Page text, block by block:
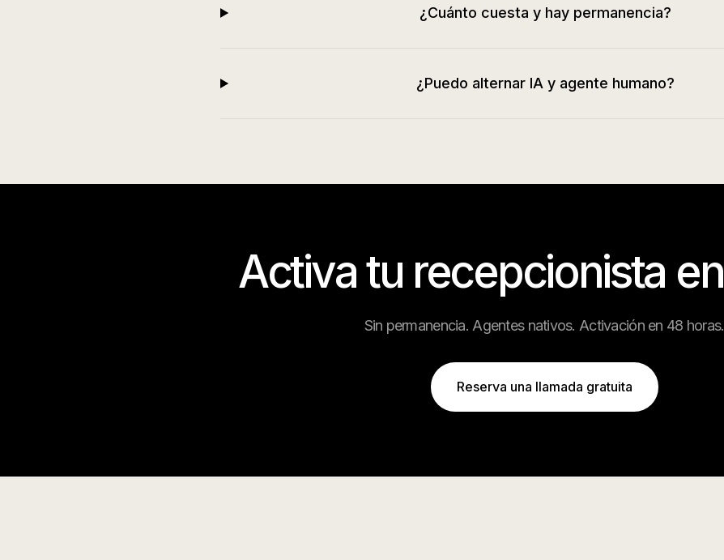
¿Cuánto cuesta y hay permanencia?
¿Puedo alternar IA y agente humano?
Activa tu recepcionista en
Sin permanencia. Agentes nativos. Activación en 48 horas.
Reserva una llamada gratuita